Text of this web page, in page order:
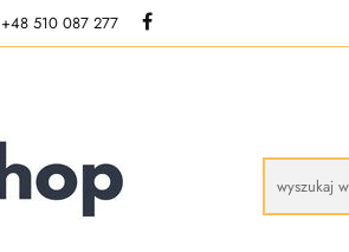
+48 510 087 277
ODZIEŻ ROBOCZA